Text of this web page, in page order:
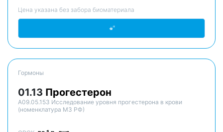
Цена указана без забора биоматериала
Гормоны
01.13 Прогестерон
A09.05.153 Исследование уровня прогестерона в крови
(номенклатура МЗ РФ)